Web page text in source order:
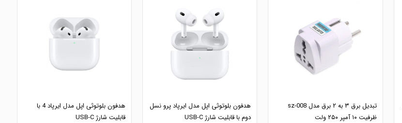
تبدیل برق ۳ به ۲ برق مدل sz-008
ظرفیت ۱۰ آمپر ۲۵۰ ولت
هدفون بلوتوثی اپل مدل ایرپاد پرو نسل
دوم با قابلیت شارژ USB-C
هدفون بلوتوثی اپل مدل ایرپاد 4 با
قابلیت شارژ USB-C